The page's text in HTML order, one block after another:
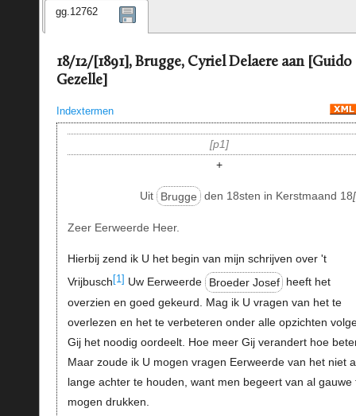
gg.12762
18/12/[1891], Brugge, Cyriel Delaere aan [Guido
Gezelle]
Indextermen
p1
+
Uit Brugge den 18sten in Kerstmaand 18
Zeer Eerweerde Heer.
Hierbij zend ik U het begin van mijn schrijven over 't
Vrijbusch [1] Uw Eerweerde Broeder Josef
heeft het
overzien en goed gekeurd. Mag ik U vragen van het te
overlezen en het te verbeteren onder alle opzichten
Gij het noodig oordeelt. Hoe meer Gij verandert hoe
Maar zoude ik U mogen vragen Eerweerde van het niet
lange achter te houden, want men begeert van al gauwe
mogen drukken.